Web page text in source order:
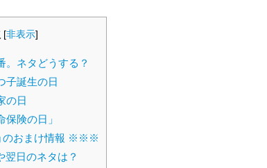
[非表示]
。ネタどうする？
子誕生の日
の日
保険の日」
おまけ情報 ※※※
翌日のネタは？